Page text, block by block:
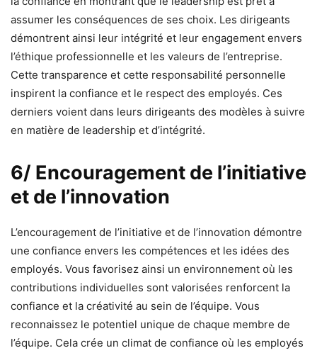
assumer les conséquences de ses choix. Les dirigeants
démontrent ainsi leur intégrité et leur engagement envers
l’éthique professionnelle et les valeurs de l’entreprise.
Cette transparence et cette responsabilité personnelle
inspirent la confiance et le respect des employés. Ces
derniers voient dans leurs dirigeants des modèles à suivre
en matière de leadership et d’intégrité.
6/ Encouragement de l’initiative
et de l’innovation
L’encouragement de l’initiative et de l’innovation démontre
une confiance envers les compétences et les idées des
employés. Vous favorisez ainsi un environnement où les
contributions individuelles sont valorisées renforcent la
confiance et la créativité au sein de l’équipe. Vous
reconnaissez le potentiel unique de chaque membre de
l’équipe. Cela crée un climat de confiance où les employés